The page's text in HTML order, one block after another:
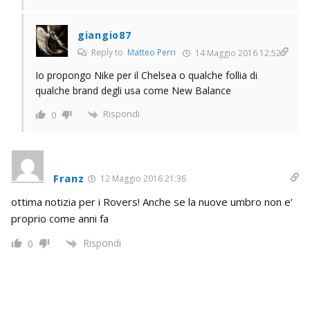
giangio87
Reply to Matteo Perri 14 Maggio 2016 12:52
Io propongo Nike per il Chelsea o qualche follia di
qualche brand degli usa come New Balance
0 Rispondi
Franz 12 Maggio 2016 21:36
ottima notizia per i Rovers! Anche se la nuove umbro non e’
proprio come anni fa
0 Rispondi